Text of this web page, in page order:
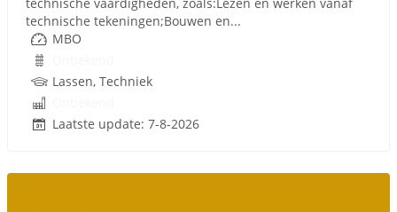
technische tekeningen;Bouwen en...
MBO
Lassen, Techniek
Laatste update: 7-8-2026